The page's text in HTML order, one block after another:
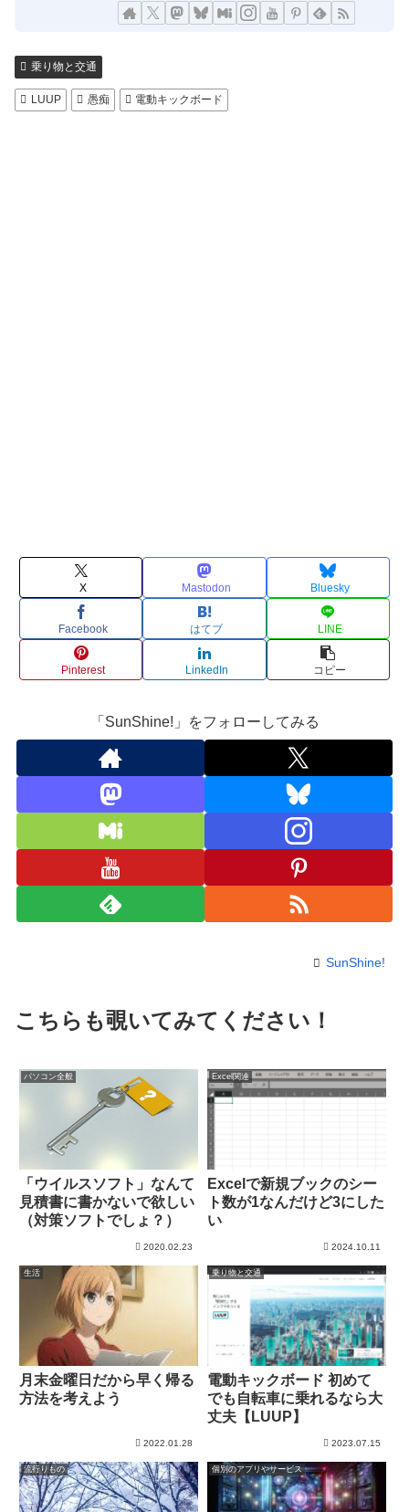
乗り物と交通
LUUP 愚痴 電動キックボード
X Mastodon Bluesky
Facebook はてブ LINE
Pinterest LinkedIn コピー
「SunShine!」をフォローしてみる
SunShine!
こちらも覗いてみてください！
パソコン全般
「ウイルスソフト」なんて
見積書に書かないで欲しい
（対策ソフトでしょ？）
2020.02.23
Excel関連
Excelで新規ブックのシー
ト数が1なんだけど3にした
い
2024.10.11
生活
月末金曜日だから早く帰る
方法を考えよう
2022.01.28
乗り物と交通
電動キックボード 初めて
でも自転車に乗れるなら大
丈夫【LUUP】
2023.07.15
流行りもの 個別のアプリやサービス